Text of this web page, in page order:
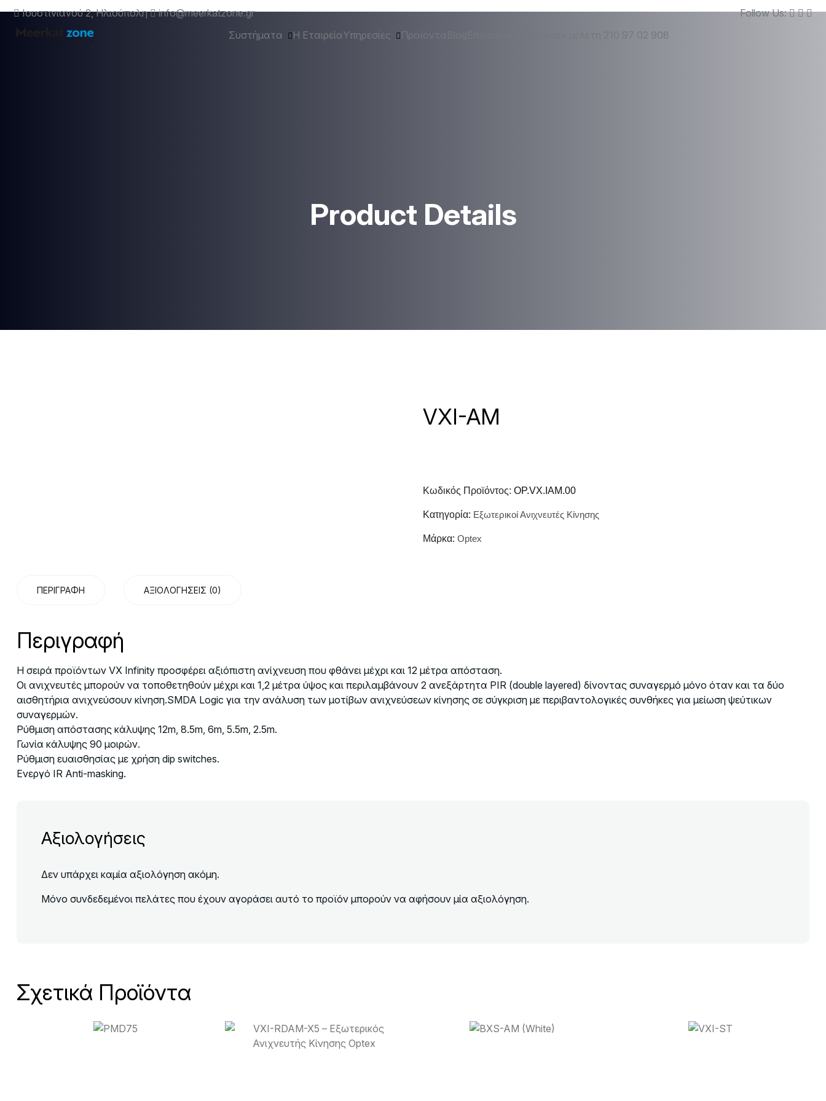
Ιουστινιανού 2, Ηλιούπολη info@meerkatzone.gr
Follow Us:
Συστήματα
Η ΕταιρείαΥπηρεσίες Προϊόντα 210 97 02 908
Product Details
VXI-AM
Κωδικός Προϊόντος: OP.VX.IAM.00
Κατηγορία: Εξωτερικοί Ανιχνευτές Κίνησης
Μάρκα: Optex
ΠΕΡΙΓΡΑΦΉ ΑΞΙΟΛΟΓΉΣΕΙΣ (0)
Περιγραφή
Η σειρά προϊόντων VX Infinity προσφέρει αξιόπιστη ανίχνευση που φθάνει μέχρι και 12 μέτρα απόσταση.
Οι ανιχνευτές μπορούν να τοποθετηθούν μέχρι και 1,2 μέτρα ύψος και περιλαμβάνουν 2 ανεξάρτητα PIR (double layered) δίνοντας συναγερμό μόνο όταν και τα δύο
αισθητήρια ανιχνεύσουν κίνηση.SMDA Logic για την ανάλυση των μοτίβων ανιχνεύσεων κίνησης σε σύγκριση με περιβαντολογικές συνθήκες για μείωση ψεύτικων
συναγερμών.
Ρύθμιση απόστασης κάλυψης 12m, 8.5m, 6m, 5.5m, 2.5m.
Γωνία κάλυψης 90 μοιρών.
Ρύθμιση ευαισθησίας με χρήση dip switches.
Ενεργό IR Anti-masking.
Αξιολογήσεις
Δεν υπάρχει καμία αξιολόγηση ακόμη.
Μόνο συνδεδεμένοι πελάτες που έχουν αγοράσει αυτό το προϊόν μπορούν να αφήσουν μία αξιολόγηση.
Σχετικά Προϊόντα